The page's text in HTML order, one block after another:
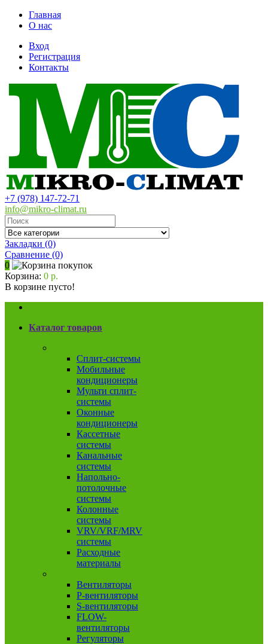
Главная
О нас
Вход
Регистрация
Контакты
+7 (978) 147-72-71
info@mikro-climat.ru
Закладки (0)
Сравнение (0)
0
Корзина: 0 р.
В корзине пусто!
Каталог товаров
Сплит-системы
Мобильные
кондиционеры
Мульти сплит-
системы
Оконные
кондиционеры
Кассетные
системы
Канальные
системы
Напольно-
потолочные
системы
Колонные
системы
VRV/VRF/MRV
системы
Расходные
материалы
Вентиляторы
P-вентиляторы
S-вентиляторы
FLOW-
вентиляторы
Регуляторы